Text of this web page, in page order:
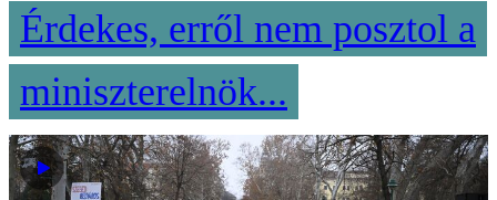
Érdekes, erről nem posztol a
miniszterelnök...